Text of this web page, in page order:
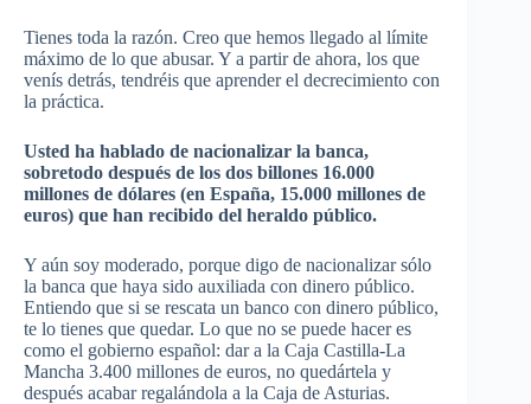
Tienes toda la razón. Creo que hemos llegado al límite
máximo de lo que abusar. Y a partir de ahora, los que
venís detrás, tendréis que aprender el decrecimiento con
la práctica.
Usted ha hablado de nacionalizar la banca,
sobretodo después de los dos billones 16.000
millones de dólares (en España, 15.000 millones de
euros) que han recibido del heraldo público.
Y aún soy moderado, porque digo de nacionalizar sólo
la banca que haya sido auxiliada con dinero público.
Entiendo que si se rescata un banco con dinero público,
te lo tienes que quedar. Lo que no se puede hacer es
como el gobierno español: dar a la Caja Castilla-La
Mancha 3.400 millones de euros, no quedártela y
después acabar regalándola a la Caja de Asturias.